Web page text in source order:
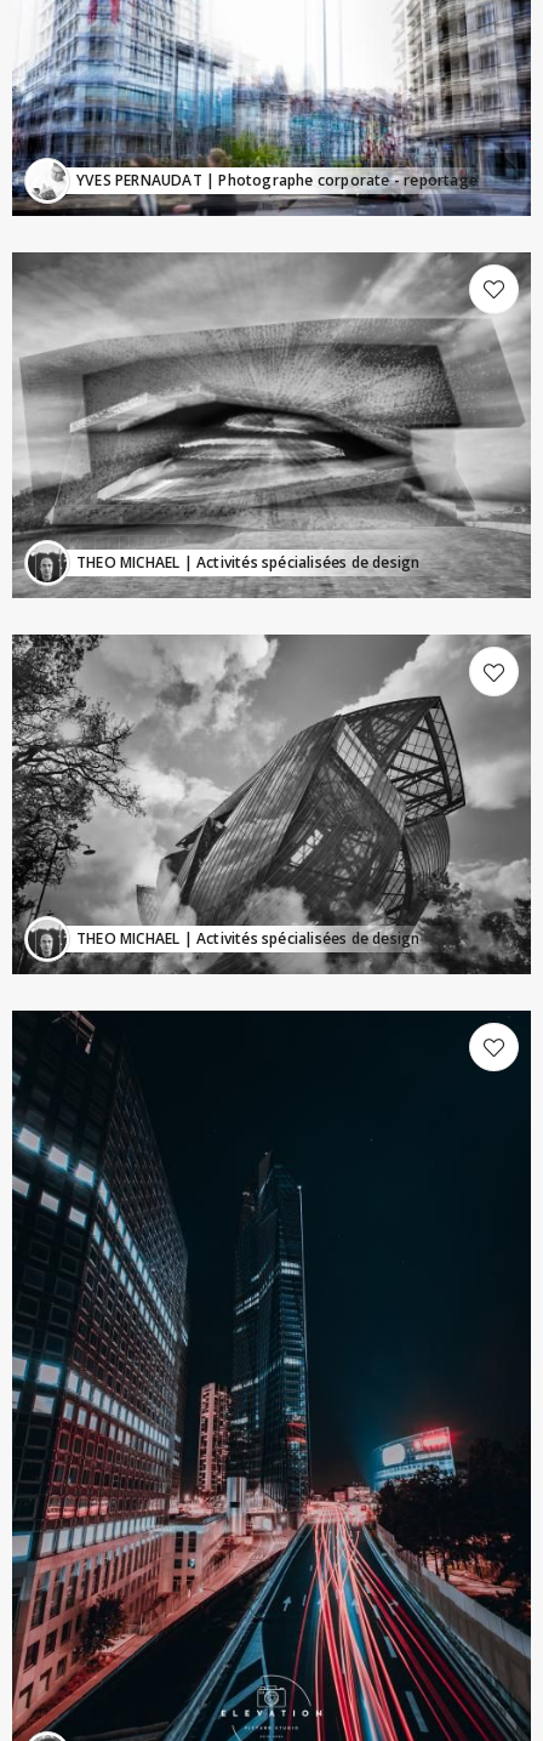
YVES PERNAUDAT | Photographe corporate - reportage
THEO MICHAEL | Activités spécialisées de design
THEO MICHAEL | Activités spécialisées de design